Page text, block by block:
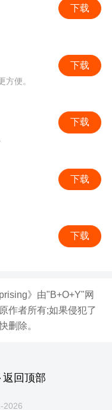
下载
下载
方便。
下载
下载
下载
》由"B+O+Y"网
作者所有;如果侵犯了
删除。
返回顶部
2026